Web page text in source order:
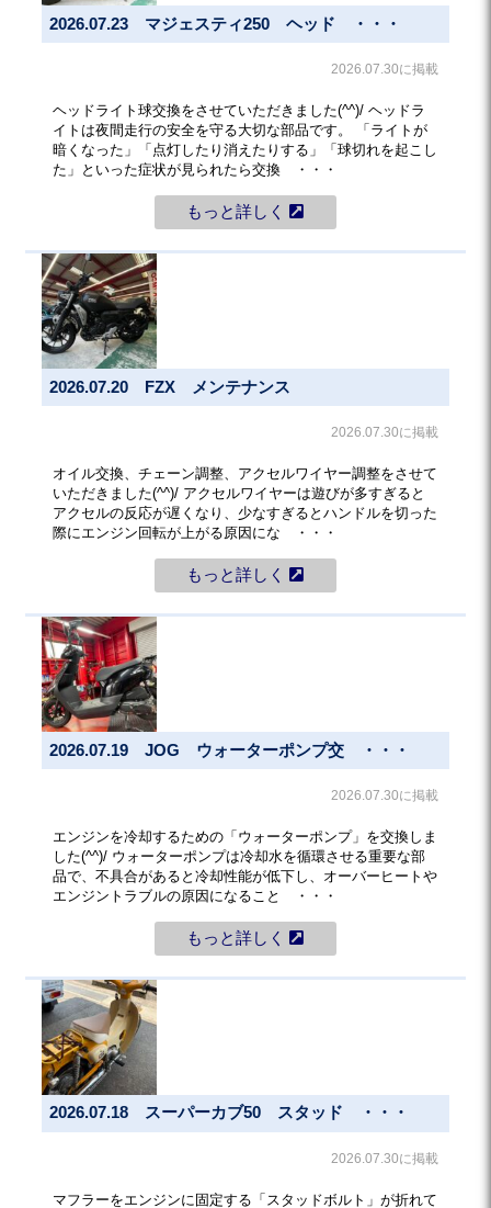
2026.07.23 マジェスティ250 ヘッド ・・・
2026.07.30に掲載
ヘッドライト球交換をさせていただきました(^^)/ ヘッドラ
イトは夜間走行の安全を守る大切な部品です。 「ライトが
暗くなった」「点灯したり消えたりする」「球切れを起こし
た」といった症状が見られたら交換 ・・・
もっと詳しく
2026.07.20 FZX メンテナンス
2026.07.30に掲載
オイル交換、チェーン調整、アクセルワイヤー調整をさせて
いただきました(^^)/ アクセルワイヤーは遊びが多すぎると
アクセルの反応が遅くなり、少なすぎるとハンドルを切った
際にエンジン回転が上がる原因にな ・・・
もっと詳しく
2026.07.19 JOG ウォーターポンプ交 ・・・
2026.07.30に掲載
エンジンを冷却するための「ウォーターポンプ」を交換しま
した(^^)/ ウォーターポンプは冷却水を循環させる重要な部
品で、不具合があると冷却性能が低下し、オーバーヒートや
エンジントラブルの原因になること ・・・
もっと詳しく
2026.07.18 スーパーカブ50 スタッド ・・・
2026.07.30に掲載
マフラーをエンジンに固定する「スタッドボルト」が折れて